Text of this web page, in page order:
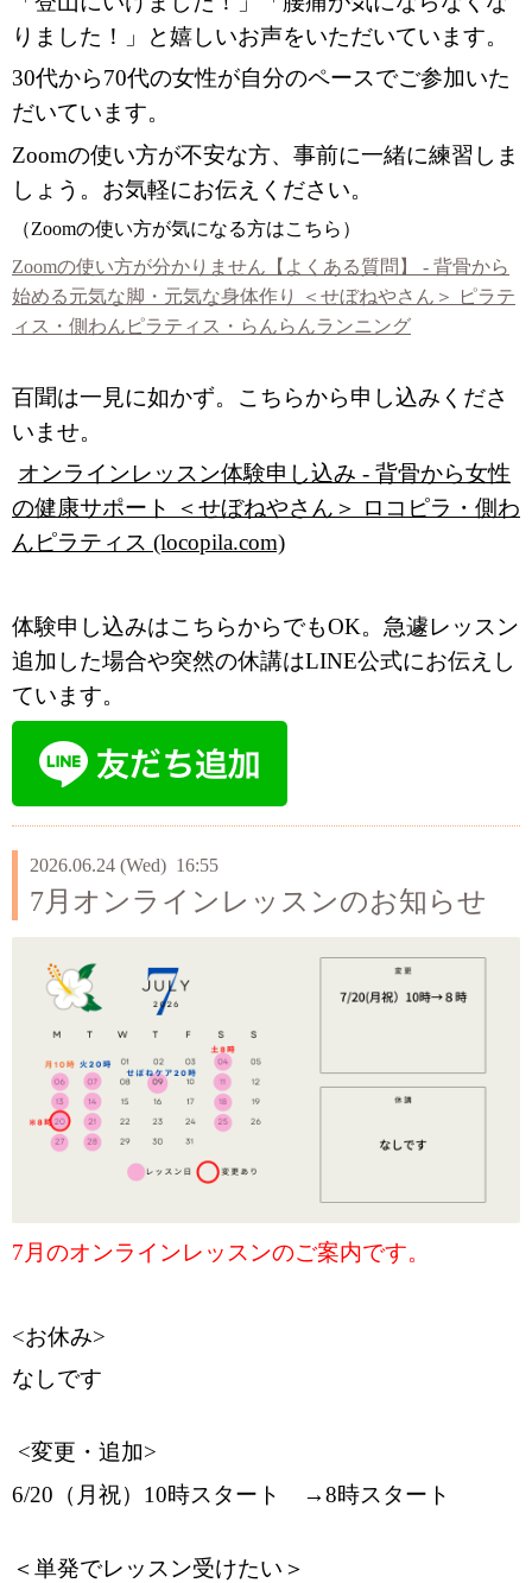
りました！」と嬉しいお声をいただいています。
30代から70代の女性が自分のペースでご参加いた
だいています。
Zoomの使い方が不安な方、事前に一緒に練習しま
しょう。お気軽にお伝えください。
（Zoomの使い方が気になる方はこちら）
Zoomの使い方が分かりません【よくある質問】 - 背骨から
始める元気な脚・元気な身体作り ＜せぼねやさん＞ ピラテ
ィス・側わんピラティス・らんらんランニング
百聞は一見に如かず。こちらから申し込みくださ
いませ。
オンラインレッスン体験申し込み - 背骨から女性
の健康サポート ＜せぼねやさん＞ ロコピラ・側わ
んピラティス (locopila.com)
体験申し込みはこちらからでもOK。急遽レッスン
追加した場合や突然の休講はLINE公式にお伝えし
ています。
2026.06.24 (Wed) 16:55
7月オンラインレッスンのお知らせ
7月のオンラインレッスンのご案内です。
<お休み>
なしです
<変更・追加>
6/20（月祝）10時スタート →8時スタート
＜単発でレッスン受けたい＞